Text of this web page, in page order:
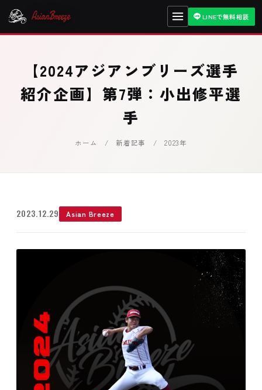
LINEで無料相談
【2024アジアンブリーズ選手
紹介企画】第7弾：小出修平選
手
ホーム / 新着記事 / 2023年
2023.12.29 Asian Breeze